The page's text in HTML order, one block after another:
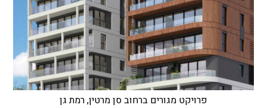
פרויקט מגורים ברחוב סן מרטין, רמת גן